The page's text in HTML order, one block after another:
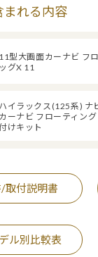
まれる内容
11型大画面カーナビ フ
ッグX 11
ハイラックス(125系) ナ
カーナビ フローティン
けキット
取付説明書
ル別比較表